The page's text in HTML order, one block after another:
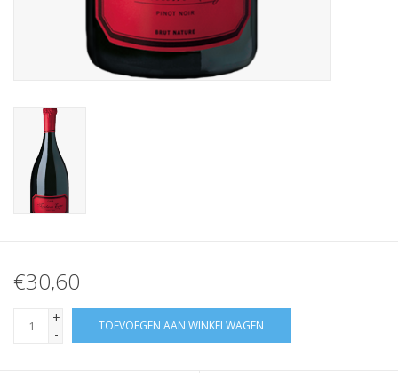
€30,60
+
-
TOEVOEGEN AAN WINKELWAGEN